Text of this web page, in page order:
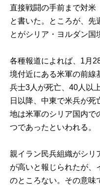
直接戦闘の手前まで対米
と書いた。ところが、先
とがシリア・ヨルダン国
各種報道によれば、1月
境付近にある米軍の前線
兵士3人が死亡、40人以
日以降、中東で米兵が死
地は米軍のシリア国内で
つであったといわれる。
親イラン民兵組織がシリ
が高いと報じられたが、
のところない。その意味